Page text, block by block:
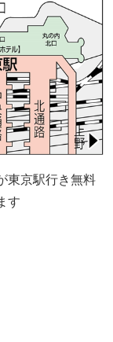
東京駅行き無料
す